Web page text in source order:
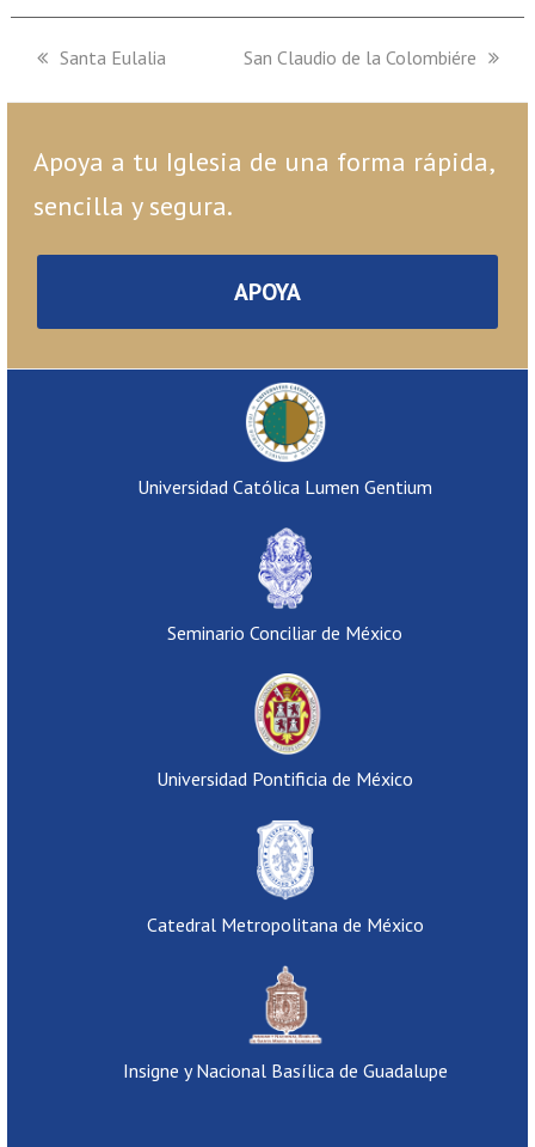
previous
Santa Eulalia
next
San Claudio de la Colombiére
Apoya a tu Iglesia de una forma rápida,
sencilla y segura.
APOYA
Universidad Católica Lumen Gentium
Seminario Conciliar de México
Universidad Pontificia de México
Catedral Metropolitana de México
Insigne y Nacional Basílica de Guadalupe